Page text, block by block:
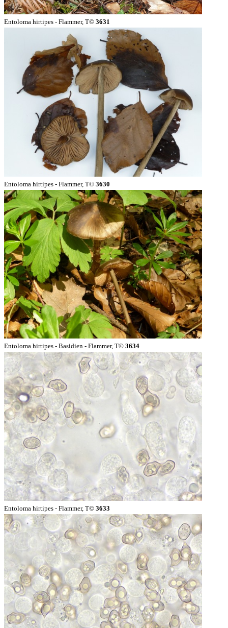
Entoloma hirtipes - Flammer, T© 3631
Entoloma hirtipes - Flammer, T© 3630
Entoloma hirtipes - Basidien - Flammer, T© 3634
Entoloma hirtipes - Flammer, T© 3633